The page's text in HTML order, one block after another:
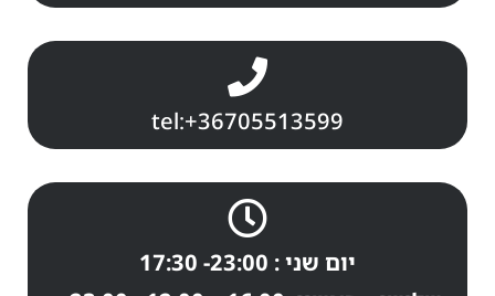
tel:+36705513599
יום שני : 23:00- 17:30